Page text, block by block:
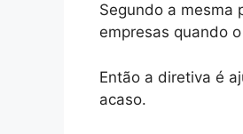
Segundo a mesma
empresas quando
Então a diretiva é
acaso.